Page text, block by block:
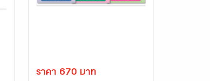
ราคา 670 บาท